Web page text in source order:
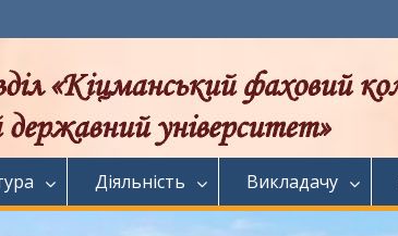
Діяльність Викладачу